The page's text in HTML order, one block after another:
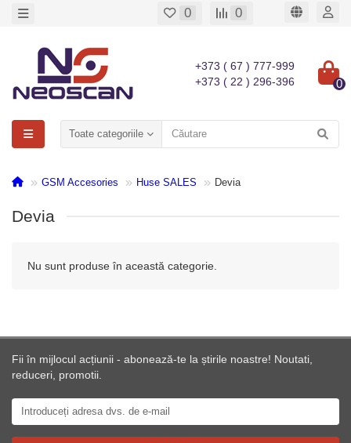
0 0
+373 ( 67 ) 777-999
+373 ( 22 ) 296-396
0
Toate categoriile
GSM Accesories Huse SALES Devia
Devia
Nu sunt produse în această categorie.
Fii în mijlocul acțiunii - abonează-te la știrile noastre! Noutati,
reduceri, promotii.